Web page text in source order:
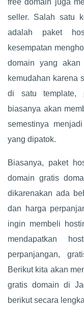
seller. Salah satu
adalah paket
kesempatan
domain yang
kemudahan karena
di satu template,
biasanya akan
semestinya
yang dipatok.
Biasanya, paket
domain gratis
dikarenakan ada
dan harga
ingin membeli
mendapatkan
perpanjangan,
Berikut kita akan
gratis domain di
berikut secara